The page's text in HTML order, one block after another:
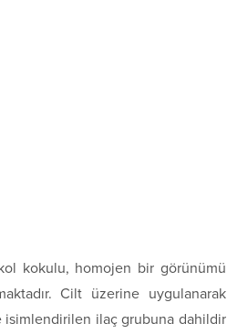
kokulu, homojen bir görünümü
Cilt üzerine uygulanarak
isimlendirilen ilaç grubuna dahildir